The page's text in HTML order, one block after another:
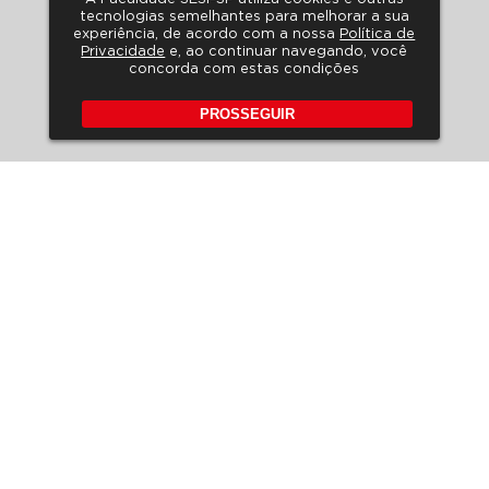
tecnologias semelhantes para melhorar a sua
experiência, de acordo com a nossa Política de
Privacidade e, ao continuar navegando, você
concorda com estas condições
PROSSEGUIR